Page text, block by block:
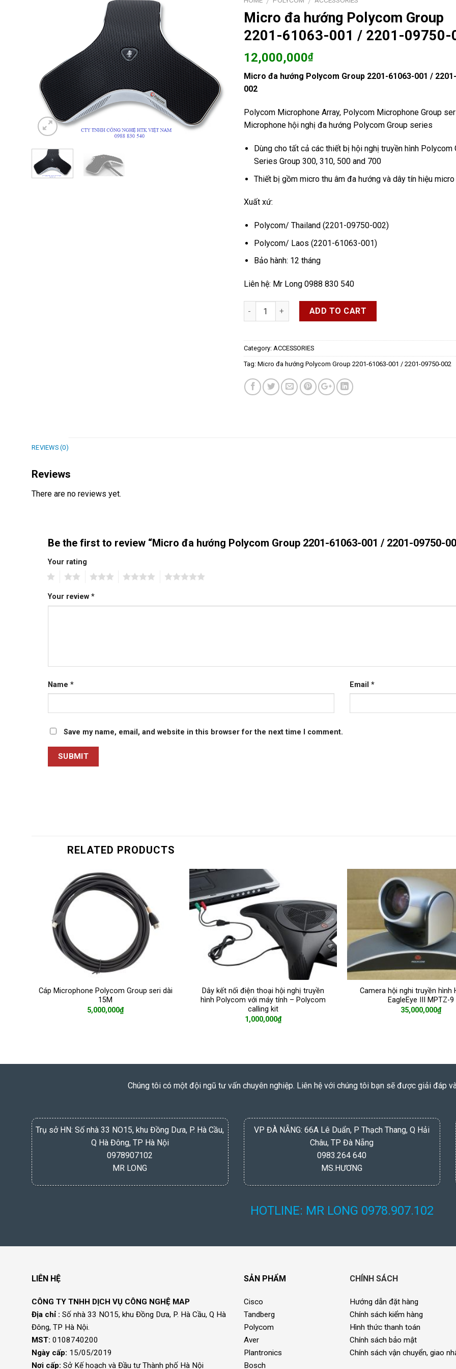
Micro đa hướng Polycom Group
2201-61063-001 / 2201-09750-
12,000,000₫
Micro đa hướng Polycom Group 2201-61063-001 /
002
Polycom Microphone Array, Polycom Microphone Group
Microphone hội nghị đa hướng Polycom Group series
Dùng cho tất cả các thiết bị hội nghị truyền hình Polycom
Series Group 300, 310, 500 and 700
Thiết bị gồm micro thu âm đa hướng và dây tín hiệu
Xuất xứ:
Polycom/ Thailand (2201-09750-002)
Polycom/ Laos (2201-61063-001)
Bảo hành: 12 tháng
Liên hệ: Mr Long 0988 830 540
Quantity ADD TO CART
Category: ACCESSORIES
Tag: Micro đa hướng Polycom Group 2201-61063-001 / 2201-09750-002
REVIEWS (0)
Reviews
There are no reviews yet.
Be the first to review “Micro đa hướng Polycom Group 2201-61063-001 / 2201-09750-
Your rating
Your review *
Name * Email *
Save my name, email, and website in this browser for the next time I comment.
RELATED PRODUCTS
Cáp Microphone Polycom Group seri dài
15M
5,000,000₫
Dây kết nối điện thoại hội nghị truyền
hình Polycom với máy tính – Polycom
calling kit
1,000,000₫
Camera hội nghi truyền hình
EagleEye III MPTZ-9
35,000,000₫
Chúng tôi có một đội ngũ tư vấn chuyên nghiệp. Liên hệ với chúng tôi bạn sẽ được giải đáp
Trụ sở HN: Số nhà 33 NO15, khu Đồng Dưa, P. Hà Cầu,
Q Hà Đông, TP Hà Nội
0978907102
MR LONG
VP ĐÀ NẴNG: 66A Lê Duẩn, P Thạch Thang, Q Hải
Châu, TP Đà Nẵng
0983.264 640
MS.HƯƠNG
HOTLINE: MR LONG 0978.907.102
LIÊN HỆ
CÔNG TY TNHH DỊCH VỤ CÔNG NGHỆ MAP
Địa chỉ : Số nhà 33 NO15, khu Đồng Dưa, P. Hà Cầu, Q Hà
Đông, TP Hà Nội.
MST: 0108740200
Ngày cấp: 15/05/2019
Nơi cấp: Sở Kế hoạch và Đầu tư Thành phố Hà Nội
SẢN PHẨM
Cisco
Tandberg
Polycom
Aver
Plantronics
Bosch
CHÍNH SÁCH
Hướng dẫn đặt hàng
Chính sách kiểm hàng
Hình thức thanh toán
Chính sách bảo mật
Chính sách vận chuyển, giao